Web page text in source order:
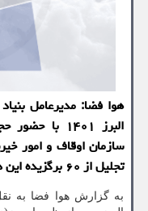
هوا فضا: مدیرعامل
البرز ۱۴۰۱
سازمان اوقاف و امور
تجلیل از ۶۰ برگزیده این دوره در هتل ارم اطلاع داد.
به گزارش هوا فضا به